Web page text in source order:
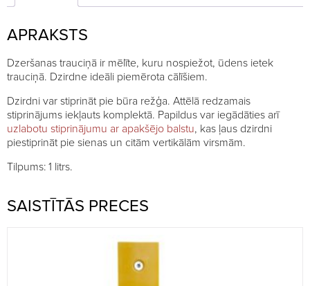
APRAKSTS
Dzeršanas trauciņā ir mēlīte, kuru nospiežot, ūdens ietek
trauciņā. Dzirdne ideāli piemērota cālīšiem.
Dzirdni var stiprināt pie būra režģa. Attēlā redzamais
stiprinājums iekļauts komplektā. Papildus var iegādāties arī
uzlabotu stiprinājumu ar apakšējo balstu, kas ļaus dzirdni
piestiprināt pie sienas un citām vertikālām virsmām.
Tilpums: 1 litrs.
SAISTĪTĀS PRECES